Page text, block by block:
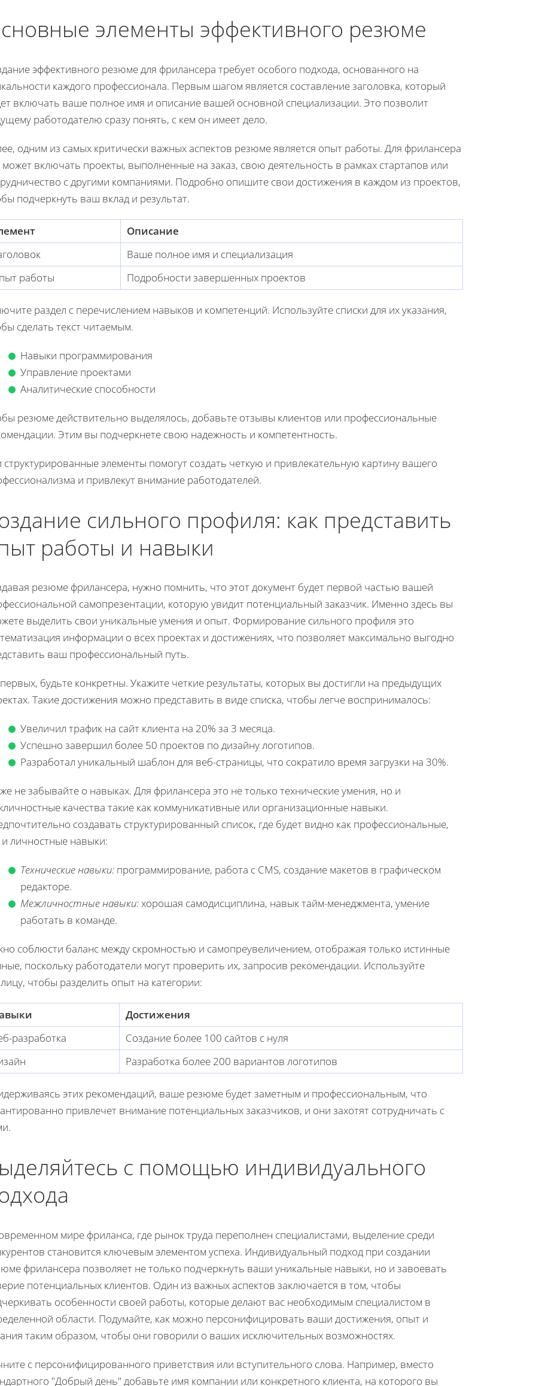
элементы эффективного резюме
эффективного резюме для фрилансера требует особого подхода, основанного на
каждого профессионала. Первым шагом является составление заголовка, который
включать ваше полное имя и описание вашей основной специализации. Это позволит
работодателю сразу понять, с кем он имеет дело.
одним из самых критически важных аспектов резюме является опыт работы. Для фрилансера
может включать проекты, выполненные на заказ, свою деятельность в рамках стартапов или
с другими компаниями. Подробно опишите свои достижения в каждом из проектов,
подчеркнуть ваш вклад и результат.
Описание
Ваше полное имя и специализация
работы
Подробности завершенных проектов
раздел с перечислением навыков и компетенций. Используйте списки для их указания,
сделать текст читаемым.
Навыки программирования
Управление проектами
Аналитические способности
резюме действительно выделялось, добавьте отзывы клиентов или профессиональные
Этим вы подчеркнете свою надежность и компетентность.
структурированные элементы помогут создать четкую и привлекательную картину вашего
и привлекут внимание работодателей.
сильного профиля: как представить
работы и навыки
резюме фрилансера, нужно помнить, что этот документ будет первой частью вашей
самопрезентации, которую увидит потенциальный заказчик. Именно здесь вы
выделить свои уникальные умения и опыт. Формирование сильного профиля это
информации о всех проектах и достижениях, что позволяет максимально выгодно
ваш профессиональный путь.
будьте конкретны. Укажите четкие результаты, которых вы достигли на предыдущих
Такие достижения можно представить в виде списка, чтобы легче воспринималось:
Увеличил трафик на сайт клиента на 20% за 3 месяца.
Успешно завершил более 50 проектов по дизайну логотипов.
Разработал уникальный шаблон для веб-страницы, что сократило время загрузки на 30%.
не забывайте о навыках. Для фрилансера это не только технические умения, но и
качества такие как коммуникативные или организационные навыки.
создавать структурированный список, где будет видно как профессиональные,
и личностные навыки:
Технические навыки: программирование, работа с CMS, создание макетов в графическом
редакторе.
Межличностные навыки:хорошая самодисциплина, навык тайм-менеджмента, умение
работать в команде.
соблюсти баланс между скромностью и самопреувеличением, отображая только истинные
поскольку работодатели могут проверить их, запросив рекомендации. Используйте
чтобы разделить опыт на категории:
Достижения
разработка
Создание более 100 сайтов с нуля
Разработка более 200 вариантов логотипов
этих рекомендаций, ваше резюме будет заметным и профессиональным, что
привлечет внимание потенциальных заказчиков, и они захотят сотрудничать с
с помощью индивидуального
мире фриланса, где рынок труда переполнен специалистами, выделение среди
становится ключевым элементом успеха. Индивидуальный подход при создании
фрилансера позволяет не только подчеркнуть ваши уникальные навыки, но и завоевать
потенциальных клиентов. Один из важных аспектов заключается в том, чтобы
особенности своей работы, которые делают вас необходимым специалистом в
области. Подумайте, как можно персонифицировать ваши достижения, опыт и
таким образом, чтобы они говорили о ваших исключительных возможностях.
с персонифицированного приветствия или вступительного слова. Например, вместо
"Добрый день" добавьте имя компании или конкретного клиента, на которого вы